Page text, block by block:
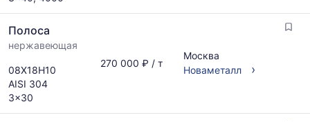
Полоса
нержавеющая
08Х18Н10
AISI 304
3x30
270 000 ₽ / т
Москва
Новаметалл
›